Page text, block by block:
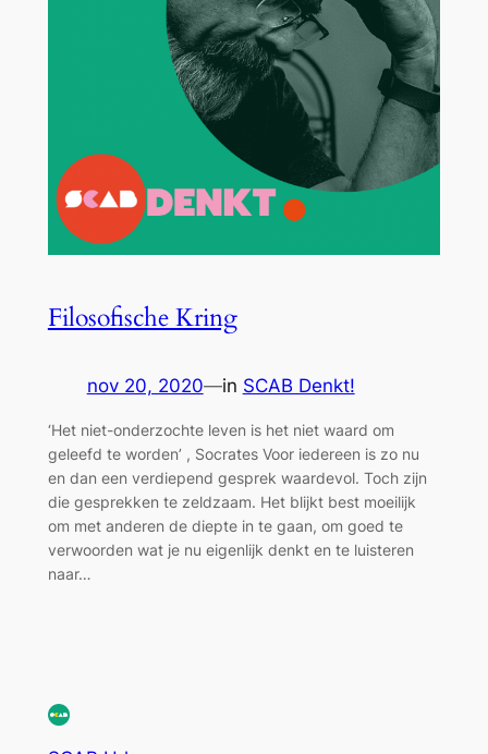
Filosofische Kring
nov 20, 2020—in SCAB Denkt!
‘Het niet-onderzochte leven is het niet waard om
geleefd te worden’ , Socrates Voor iedereen is zo nu
en dan een verdiepend gesprek waardevol. Toch zijn
die gesprekken te zeldzaam. Het blijkt best moeilijk
om met anderen de diepte in te gaan, om goed te
verwoorden wat je nu eigenlijk denkt en te luisteren
naar…